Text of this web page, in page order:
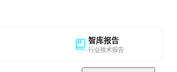
智库报告
行业技术报告